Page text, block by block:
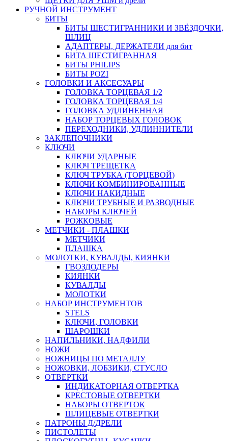
РУЧНОЙ ИНСТРУМЕНТ
БИТЫ
БИТЫ ШЕСТИГРАННИКИ И ЗВЁЗДОЧКИ,
ШЛИЦ
АДАПТЕРЫ, ДЕРЖАТЕЛИ для бит
БИТА ШЕСТИГРАННАЯ
БИТЫ PHILIPS
БИТЫ POZI
ГОЛОВКИ И АКСЕСУАРЫ
ГОЛОВКА ТОРЦЕВАЯ 1/2
ГОЛОВКА ТОРЦЕВАЯ 1/4
ГОЛОВКА УДЛИНЕННАЯ
НАБОР ТОРЦЕВЫХ ГОЛОВОК
ПЕРЕХОДНИКИ, УДЛИННИТЕЛИ
ЗАКЛЕПОЧНИКИ
КЛЮЧИ
КЛЮЧИ УДАРНЫЕ
КЛЮЧ ТРЕЩЕТКА
КЛЮЧ ТРУБКА (ТОРЦЕВОЙ)
КЛЮЧИ КОМБИНИРОВАННЫЕ
КЛЮЧИ НАКИДНЫЕ
КЛЮЧИ ТРУБНЫЕ И РАЗВОДНЫЕ
НАБОРЫ КЛЮЧЕЙ
РОЖКОВЫЕ
МЕТЧИКИ - ПЛАШКИ
МЕТЧИКИ
ПЛАШКА
МОЛОТКИ, КУВАЛДЫ, КИЯНКИ
ГВОЗДОДЕРЫ
КИЯНКИ
КУВАЛДЫ
МОЛОТКИ
НАБОР ИНСТРУМЕНТОВ
STELS
КЛЮЧИ, ГОЛОВКИ
ШАРОШКИ
НАПИЛЬНИКИ, НАДФИЛИ
НОЖИ
НОЖНИЦЫ ПО МЕТАЛЛУ
НОЖОВКИ, ЛОБЗИКИ, СТУСЛО
ОТВЕРТКИ
ИНДИКАТОРНАЯ ОТВЕРТКА
КРЕСТОВЫЕ ОТВЕРТКИ
НАБОРЫ ОТВЕРТОК
ШЛИЦЕВЫЕ ОТВЕРТКИ
ПАТРОНЫ Д/ДРЕЛИ
ПИСТОЛЕТЫ